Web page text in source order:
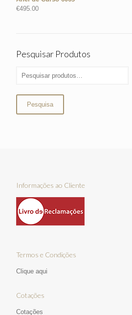
€495.00
Pesquisar Produtos
Pesquisa
Informações ao Cliente
Termos e Condições
Clique aqui
Cotações
Cotações